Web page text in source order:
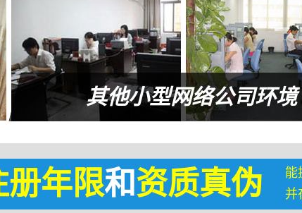
其他小型网络公司环境
册年限和资质真伪
能
并